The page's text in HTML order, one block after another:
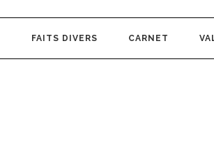
FAITS DIVERS CARNET